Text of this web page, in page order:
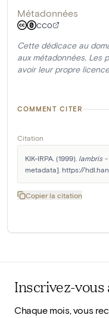
Métadonnées
CC0
Cette dédicace au
aux métadonnées. Les
avoir leur propre
COMMENT CITER
Citation
KIK-IRPA. (1999). lambris
metadata]. https://
Copier la citation
Inscrivez-
Chaque mois, vous